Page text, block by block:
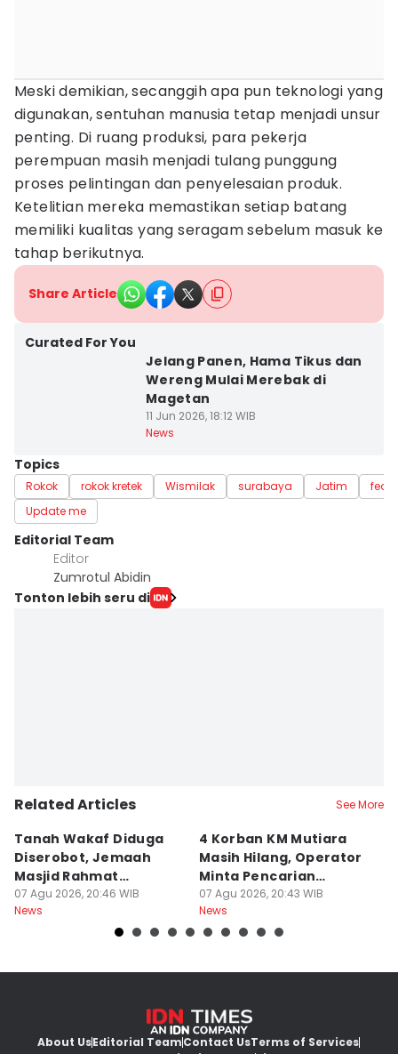
Meski demikian, secanggih apa pun teknologi yang
digunakan, sentuhan manusia tetap menjadi unsur
penting. Di ruang produksi, para pekerja
perempuan masih menjadi tulang punggung
proses pelintingan dan penyelesaian produk.
Ketelitian mereka memastikan setiap batang
memiliki kualitas yang seragam sebelum masuk ke
tahap berikutnya.
Share Article
Curated For You
Jelang Panen, Hama Tikus dan
Wereng Mulai Merebak di
Magetan
11 Jun 2026, 18:12 WIB
News
Topics
Rokok rokok kretek Wismilak surabaya Jatim
Update me
Editorial Team
Editor
Zumrotul Abidin
Tonton lebih seru di
Related Articles See More
Tanah Wakaf Diduga
Diserobot, Jemaah
Masjid Rahmat
Surabaya Protes
07 Agu 2026, 20:46 WIB
News
4 Korban KM Mutiara
Masih Hilang, Operator
Minta Pencarian
Dilanjut
07 Agu 2026, 20:43 WIB
News
About UsEditorial TeamContact UsTerms of Services